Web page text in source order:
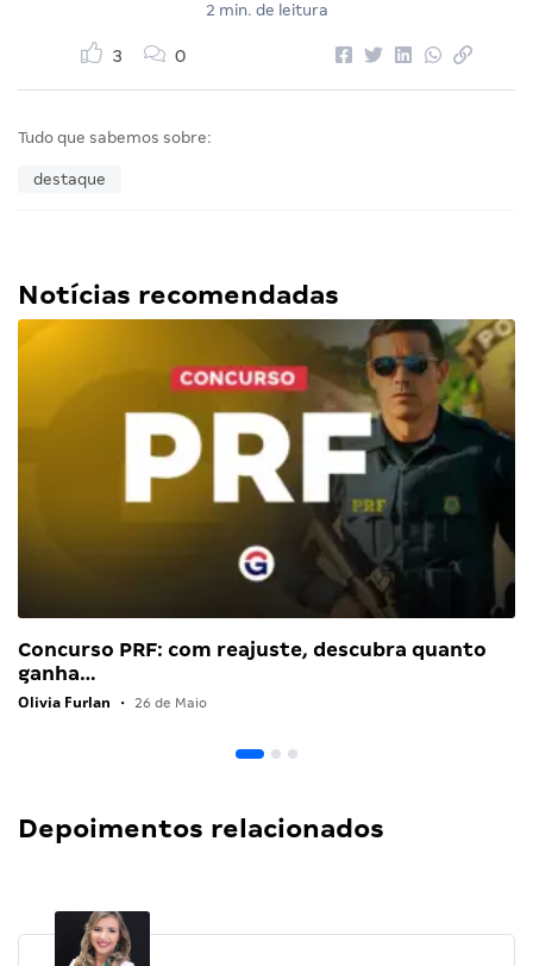
2 min. de leitura
3 0
Tudo que sabemos sobre:
destaque
Notícias recomendadas
Concurso PRF: com reajuste, descubra quanto
ganha…
Olivia Furlan • 26 de Maio
Depoimentos relacionados